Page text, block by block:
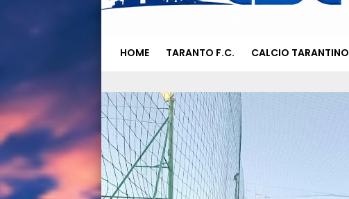
HOME TARANTO F.C. CALCIO TARANTINO